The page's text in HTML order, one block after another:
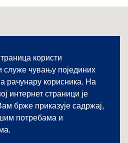
користи
служе чувању појединих
рачунару корисника. На
интернет страници је
брже приказује садржај,
потребама и